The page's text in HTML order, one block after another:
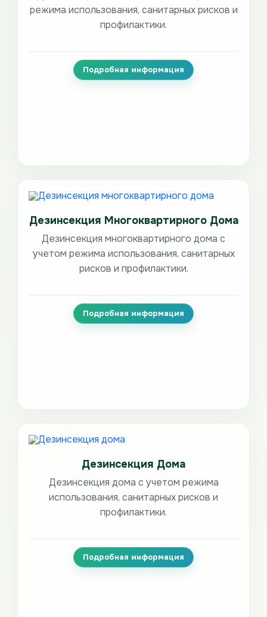
режима использования, санитарных рисков и
профилактики.
Подробная информация
Дезинсекция Многоквартирного Дома
Дезинсекция многоквартирного дома с
учетом режима использования, санитарных
рисков и профилактики.
Подробная информация
Дезинсекция Дома
Дезинсекция дома с учетом режима
использования, санитарных рисков и
профилактики.
Подробная информация